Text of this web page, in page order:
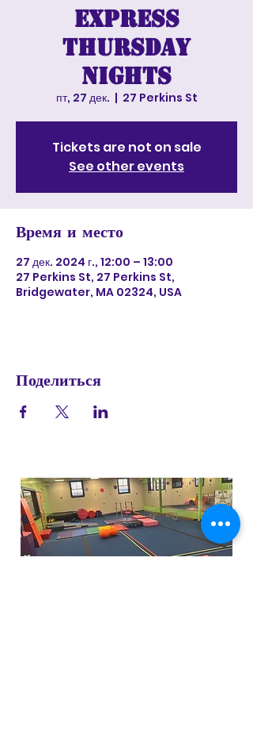
Express
Thursday
nights
пт, 27 дек.
  |
27 Perkins St
Tickets are not on sale
See other events
Время и место
27 дек. 2024 г., 12:00 – 13:00
27 Perkins St, 27 Perkins St,
Bridgewater, MA 02324, USA
Поделиться